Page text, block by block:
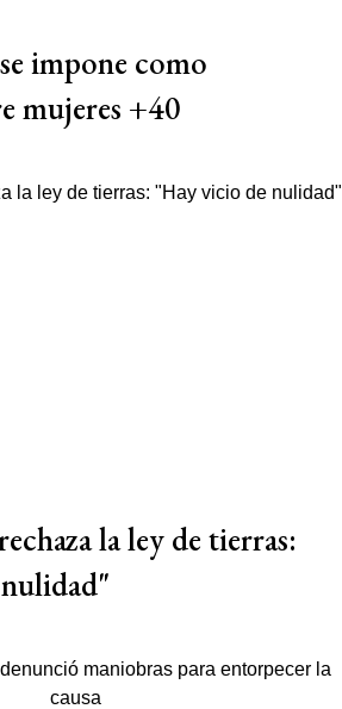
impone como
mujeres +40
la ley de tierras: